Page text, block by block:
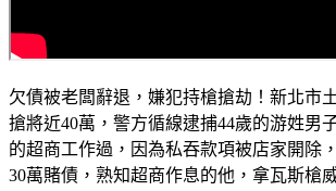
欠債被老闆辭退，嫌犯持槍搶劫！新北市
搶將近40萬，警方循線逮捕44歲的游姓男
的超商工作過，因為私吞款項被店家開除
30萬賭債，熟知超商作息的他，拿瓦斯槍